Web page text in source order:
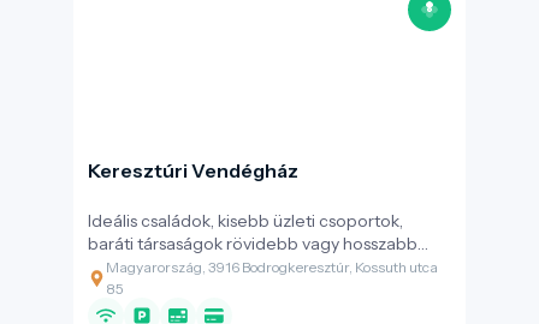
Keresztúri Vendégház
Ideális családok, kisebb üzleti csoportok,
baráti társaságok rövidebb vagy hosszabb
távú tartózkodására. Nyugodt, csendes belső
udvarban található, biztonságos, gyerekbarát,
akadálymentesített szállás.
Magyarország, 3916 Bodrogkeresztúr, Kossuth utca
85